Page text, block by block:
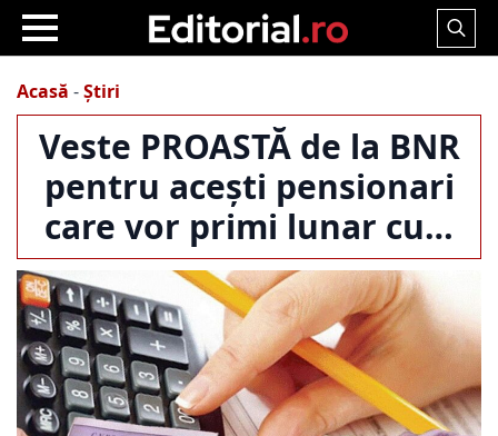
Search
Acasă -Știri
Veste PROASTĂ de la BNR
pentru acești pensionari
care vor primi lunar cu…